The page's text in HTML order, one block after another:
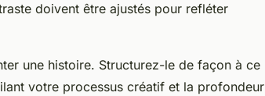
doivent être ajustés pour refléter
une histoire. Structurez-le de façon à ce
votre processus créatif et la profondeur